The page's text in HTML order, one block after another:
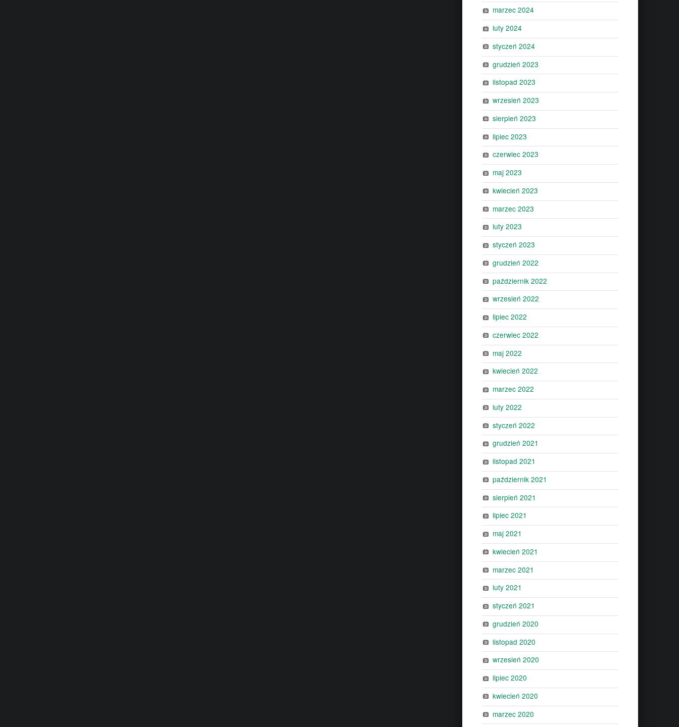
marzec 2024
luty 2024
styczeń 2024
grudzień 2023
listopad 2023
wrzesień 2023
sierpień 2023
lipiec 2023
czerwiec 2023
maj 2023
kwiecień 2023
marzec 2023
luty 2023
styczeń 2023
grudzień 2022
październik 2022
wrzesień 2022
lipiec 2022
czerwiec 2022
maj 2022
kwiecień 2022
marzec 2022
luty 2022
styczeń 2022
grudzień 2021
listopad 2021
październik 2021
sierpień 2021
lipiec 2021
maj 2021
kwiecień 2021
marzec 2021
luty 2021
styczeń 2021
grudzień 2020
listopad 2020
wrzesień 2020
lipiec 2020
kwiecień 2020
marzec 2020